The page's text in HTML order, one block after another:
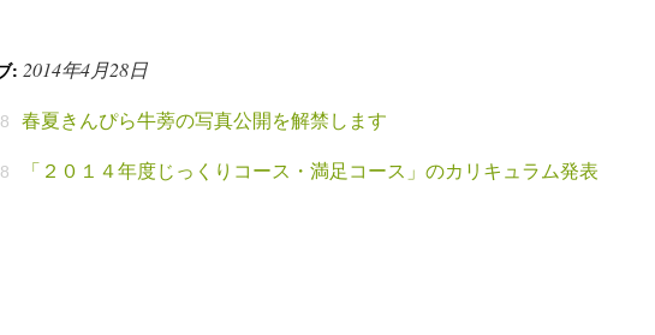
: 2014年4月28日
春夏きんぴら牛蒡の写真公開を解禁します
「２０１４年度じっくりコース・満足コース」のカリキュラム発表